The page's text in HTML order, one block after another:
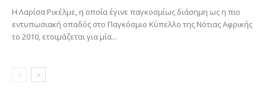
Η Λαρίσα Ρικέλμε, η οποία έγινε παγκοσμίως διάσημη ως η πιο
εντυπωσιακή οπαδός στο Παγκόσμιο Κύπελλο της Νότιας Αφρικής
το 2010, ετοιμάζεται για μία...